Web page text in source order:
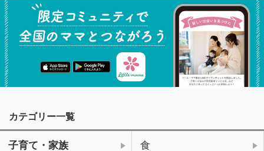
カテゴリー一覧
子育て・家族 食